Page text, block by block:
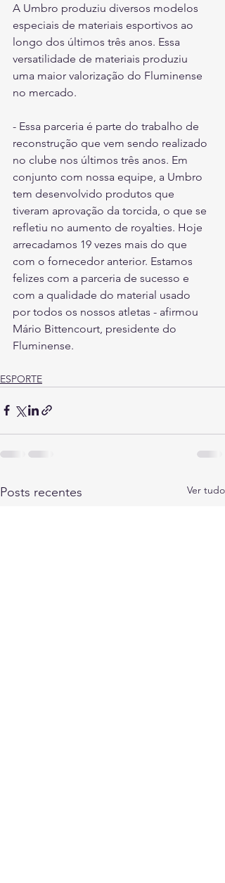
A Umbro produziu diversos modelos
especiais de materiais esportivos ao
longo dos últimos três anos. Essa
versatilidade de materiais produziu
uma maior valorização do Fluminense
no mercado.
- Essa parceria é parte do trabalho de
reconstrução que vem sendo realizado
no clube nos últimos três anos. Em
conjunto com nossa equipe, a Umbro
tem desenvolvido produtos que
tiveram aprovação da torcida, o que se
refletiu no aumento de royalties. Hoje
arrecadamos 19 vezes mais do que
com o fornecedor anterior. Estamos
felizes com a parceria de sucesso e
com a qualidade do material usado
por todos os nossos atletas - afirmou
Mário Bittencourt, presidente do
Fluminense.
ESPORTE
Posts recentes Ver tudo